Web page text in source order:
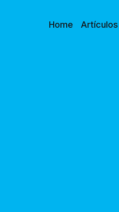
Home Artículos